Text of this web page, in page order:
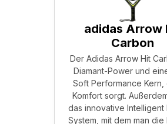
adidas Arrow
Carbon
Der Adidas Arrow Hit
Diamant-Power und
Soft Performance Kern,
Komfort sorgt.
das innovative Intelligent
System, mit dem man die